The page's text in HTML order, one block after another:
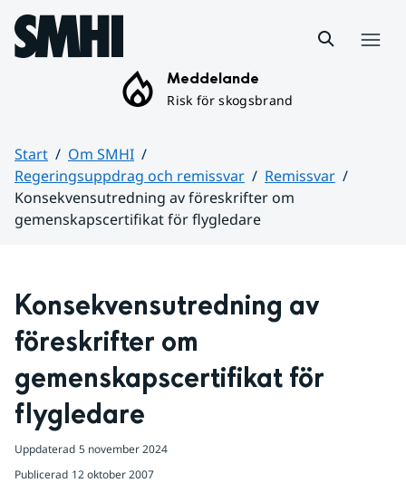
Hoppa till sidans innehåll
Meddelande
Risk för skogsbrand
Start
Om SMHI
Regeringsuppdrag och remissvar
Remissvar
Konsekvensutredning av föreskrifter om
gemenskapscertifikat för flygledare
Konsekvensutredning av
föreskrifter om
gemenskapscertifikat för
flygledare
Uppdaterad 5 november 2024
Publicerad 12 oktober 2007